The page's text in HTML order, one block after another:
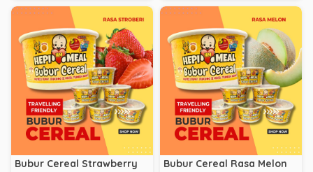
Bubur Cereal Strawberry Bubur Cereal Rasa Melon